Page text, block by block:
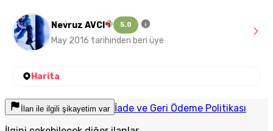
Nevruz AVCI 5.0
May 2016 tarihinden beri üye
Harita
İlan ile ilgili şikayetim var İade ve Geri Ödeme Politikası